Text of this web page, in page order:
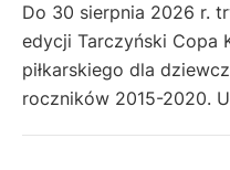
Do 30 sierpnia 2026 r.
edycji Tarczyński Copa
piłkarskiego dla
roczników 2015-2020.